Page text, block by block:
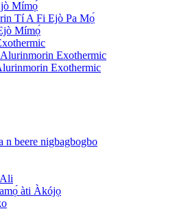
Mímọ́
Tí A Fi Ejò Pa Mọ́
Mímọ́
Exothermic
Exothermic
n beere nigbagbogbo
àti Àkójọ